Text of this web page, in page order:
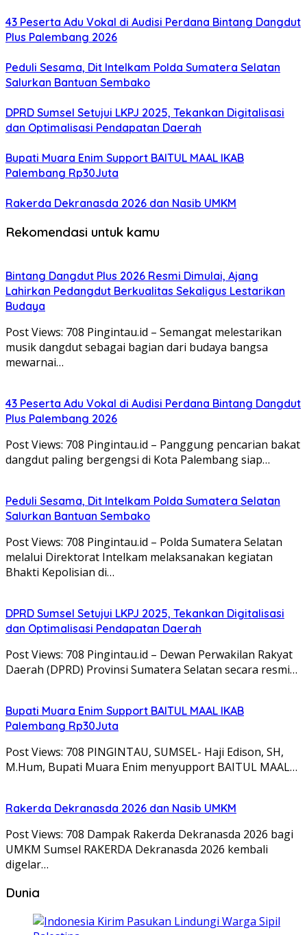
43 Peserta Adu Vokal di Audisi Perdana Bintang Dangdut
Plus Palembang 2026
Peduli Sesama, Dit Intelkam Polda Sumatera Selatan
Salurkan Bantuan Sembako
DPRD Sumsel Setujui LKPJ 2025, Tekankan Digitalisasi
dan Optimalisasi Pendapatan Daerah
Bupati Muara Enim Support BAITUL MAAL IKAB
Palembang Rp30Juta
Rakerda Dekranasda 2026 dan Nasib UMKM
Rekomendasi untuk kamu
Bintang Dangdut Plus 2026 Resmi Dimulai, Ajang
Lahirkan Pedangdut Berkualitas Sekaligus Lestarikan
Budaya
Post Views: 708 Pingintau.id – Semangat melestarikan
musik dangdut sebagai bagian dari budaya bangsa
mewarnai…
43 Peserta Adu Vokal di Audisi Perdana Bintang Dangdut
Plus Palembang 2026
Post Views: 708 Pingintau.id – Panggung pencarian bakat
dangdut paling bergengsi di Kota Palembang siap…
Peduli Sesama, Dit Intelkam Polda Sumatera Selatan
Salurkan Bantuan Sembako
Post Views: 708 Pingintau.id – Polda Sumatera Selatan
melalui Direktorat Intelkam melaksanakan kegiatan
Bhakti Kepolisian di…
DPRD Sumsel Setujui LKPJ 2025, Tekankan Digitalisasi
dan Optimalisasi Pendapatan Daerah
Post Views: 708 Pingintau.id – Dewan Perwakilan Rakyat
Daerah (DPRD) Provinsi Sumatera Selatan secara resmi…
Bupati Muara Enim Support BAITUL MAAL IKAB
Palembang Rp30Juta
Post Views: 708 PINGINTAU, SUMSEL- Haji Edison, SH,
M.Hum, Bupati Muara Enim menyupport BAITUL MAAL…
Rakerda Dekranasda 2026 dan Nasib UMKM
Post Views: 708 Dampak Rakerda Dekranasda 2026 bagi
UMKM Sumsel RAKERDA Dekranasda 2026 kembali
digelar…
Dunia